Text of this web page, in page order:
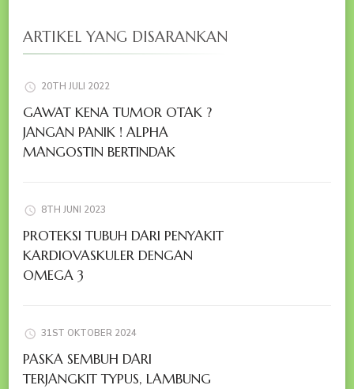
ARTIKEL YANG DISARANKAN
20TH JULI 2022
GAWAT KENA TUMOR OTAK ?
JANGAN PANIK ! ALPHA
MANGOSTIN BERTINDAK
8TH JUNI 2023
PROTEKSI TUBUH DARI PENYAKIT
KARDIOVASKULER DENGAN
OMEGA 3
31ST OKTOBER 2024
PASKA SEMBUH DARI
TERJANGKIT TYPUS, LAMBUNG